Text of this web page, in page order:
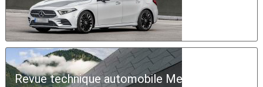
Revue technique automobile Mercedes-Benz